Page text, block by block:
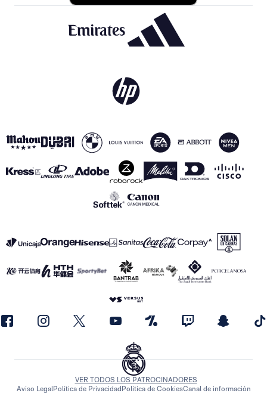
VER TODOS LOS PATROCINADORES
Aviso LegalPolítica de Privacidad Política de CookiesCanal de información